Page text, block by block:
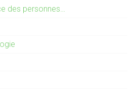
des personnes…